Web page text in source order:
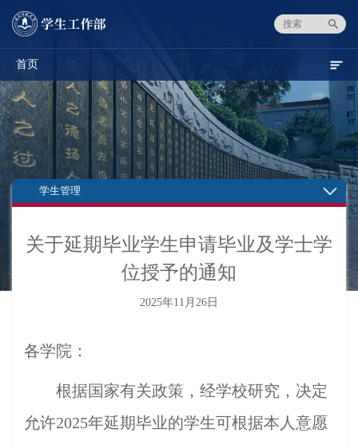
首页
学生管理
关于延期毕业学生申请毕业及学士学
位授予的通知
2025年11月26日
各学院：
根据国家有关政策，经学校研究 ， 决定
允许2025年延期毕业的学生可根据本人意愿